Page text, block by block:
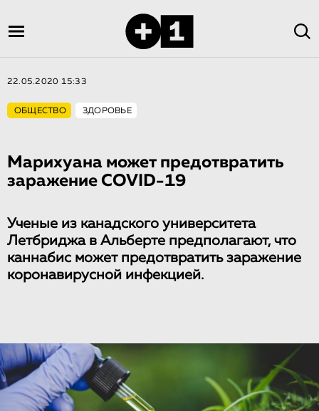
22.05.2020 15:33
ОБЩЕСТВО ЗДОРОВЬЕ
Марихуана может предотвратить
заражение COVID-19
Ученые из канадского университета
Летбриджа в Альберте предполагают, что
каннабис может предотвратить заражение
коронавирусной инфекцией.